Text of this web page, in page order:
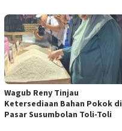
Wagub Reny Tinjau
Ketersediaan Bahan Pokok di
Pasar Susumbolan Toli-Toli